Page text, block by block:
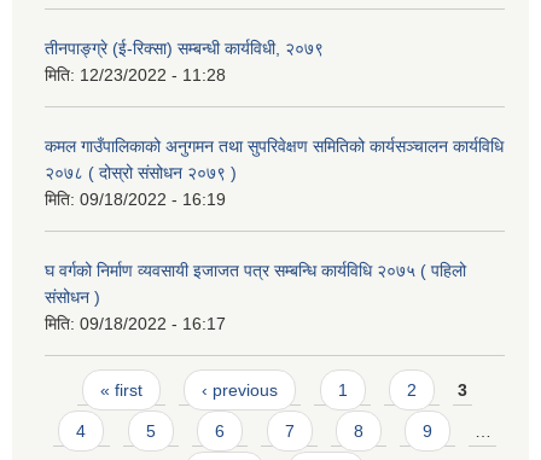
तीनपाङ्ग्रे (ई-रिक्सा) सम्बन्धी कार्यविधी, २०७९
मिति: 12/23/2022 - 11:28
कमल गाउँपालिकाको अनुगमन तथा सुपरिवेक्षण समितिको कार्यसञ्चालन कार्यविधि
२०७८ ( दोस्रो संसोधन २०७९ )
मिति: 09/18/2022 - 16:19
घ वर्गको निर्माण व्यवसायी इजाजत पत्र सम्बन्धि कार्यविधि २०७५ ( पहिलो
संसोधन )
मिति: 09/18/2022 - 16:17
Pages
« first ‹ previous 1 2 3
4 5 6 7 8 9